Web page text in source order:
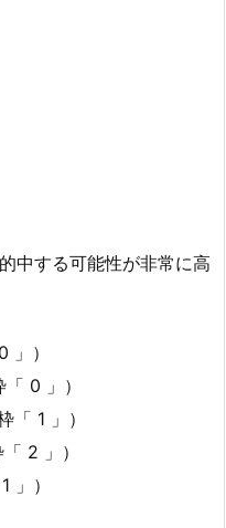
中する可能性が非常に高
）
0 」）
1 」）
2 」）
）